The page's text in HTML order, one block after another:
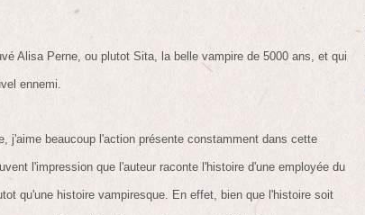
Alisa Perne, ou plutot Sita, la belle vampire de 5000 ans, et qui
ennemi.
j'aime beaucoup l'action présente constamment dans cette
l'impression que l'auteur raconte l'histoire d'une employée du
qu'une histoire vampiresque. En effet, bien que l'histoire soit